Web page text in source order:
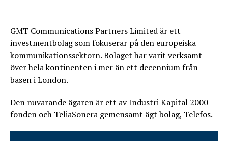
GMT Communications Partners Limited är ett
investmentbolag som fokuserar på den europeiska
kommunikationssektorn. Bolaget har varit verksamt
över hela kontinenten i mer än ett decennium från
basen i London.
Den nuvarande ägaren är ett av Industri Kapital 2000-
fonden och TeliaSonera gemensamt ägt bolag, Telefos.